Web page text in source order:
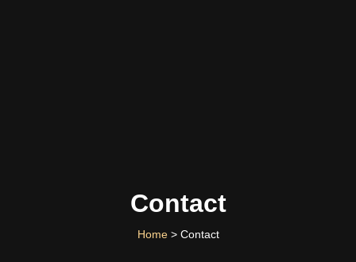
Contact
Home> Contact